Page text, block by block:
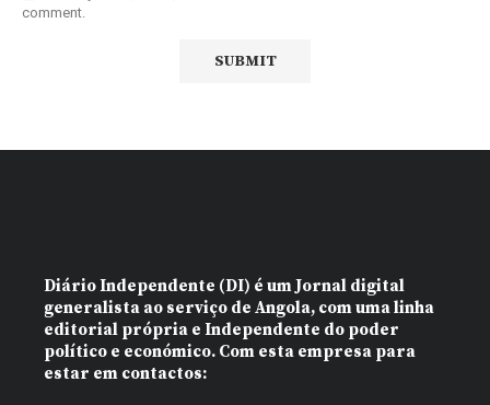
comment.
Diário Independente (DI) é um Jornal digital
generalista ao serviço de Angola, com uma linha
editorial própria e Independente do poder
político e económico. Com esta empresa para
estar em contactos: